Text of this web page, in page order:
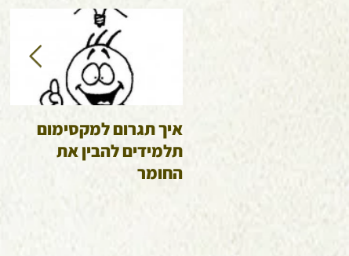
איך תגרום למקסימום
תלמידים להבין את
החומר